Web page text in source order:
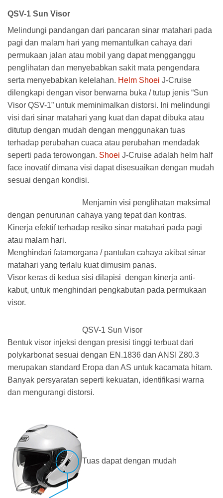
QSV-1 Sun Visor
Melindungi pandangan dari pancaran sinar matahari pada
pagi dan malam hari yang memantulkan cahaya dari
permukaan jalan atau mobil yang dapat mengganggu
penglihatan dan menyebabkan sakit mata pengendara
serta menyebabkan kelelahan. Helm Shoei J-Cruise
dilengkapi dengan visor berwarna buka / tutup jenis “Sun
Visor QSV-1” untuk meminimalkan distorsi. Ini melindungi
visi dari sinar matahari yang kuat dan dapat dibuka atau
ditutup dengan mudah dengan menggunakan tuas
terhadap perubahan cuaca atau perubahan mendadak
seperti pada terowongan. Shoei J-Cruise adalah helm half
face inovatif dimana visi dapat disesuaikan dengan mudah
sesuai dengan kondisi.
Menjamin visi penglihatan maksimal
dengan penurunan cahaya yang tepat dan kontras.
Kinerja efektif terhadap resiko sinar matahari pada pagi
atau malam hari.
Menghindari fatamorgana / pantulan cahaya akibat sinar
matahari yang terlalu kuat dimusim panas.
Visor keras di kedua sisi dilapisi dengan kinerja anti-
kabut, untuk menghindari pengkabutan pada permukaan
visor.
QSV-1 Sun Visor
Bentuk visor injeksi dengan presisi tinggi terbuat dari
polykarbonat sesuai dengan EN.1836 dan ANSI Z80.3
merupakan standard Eropa dan AS untuk kacamata hitam.
Banyak persyaratan seperti kekuatan, identifikasi warna
dan mengurangi distorsi.
Tuas dapat dengan mudah